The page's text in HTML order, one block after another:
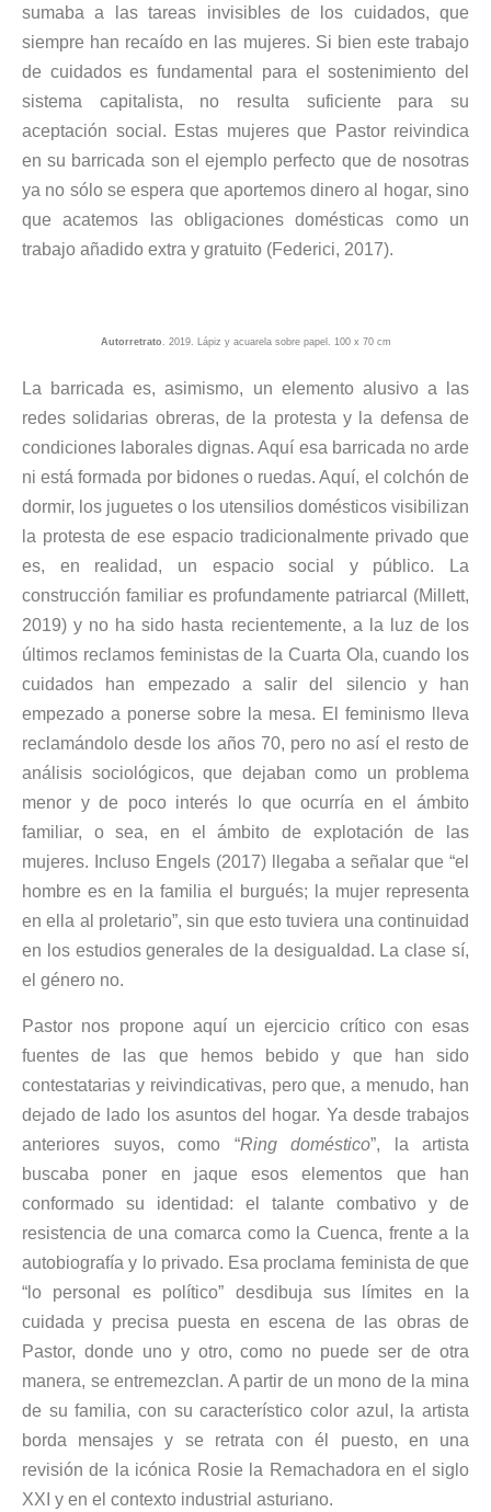
sumaba a las tareas invisibles de los cuidados, que
siempre han recaído en las mujeres. Si bien este trabajo
de cuidados es fundamental para el sostenimiento del
sistema capitalista, no resulta suficiente para su
aceptación social. Estas mujeres que Pastor reivindica
en su barricada son el ejemplo perfecto que de nosotras
ya no sólo se espera que aportemos dinero al hogar, sino
que acatemos las obligaciones domésticas como un
trabajo añadido extra y gratuito (Federici, 2017).
Autorretrato . 2019. Lápiz y acuarela sobre papel. 100 x 70 cm
La barricada es, asimismo, un elemento alusivo a las
redes solidarias obreras, de la protesta y la defensa de
condiciones laborales dignas. Aquí esa barricada no arde
ni está formada por bidones o ruedas. Aquí, el colchón de
dormir, los juguetes o los utensilios domésticos visibilizan
la protesta de ese espacio tradicionalmente privado que
es, en realidad, un espacio social y público. La
construcción familiar es profundamente patriarcal (Millett,
2019) y no ha sido hasta recientemente, a la luz de los
últimos reclamos feministas de la Cuarta Ola, cuando los
cuidados han empezado a salir del silencio y han
empezado a ponerse sobre la mesa. El feminismo lleva
reclamándolo desde los años 70, pero no así el resto de
análisis sociológicos, que dejaban como un problema
menor y de poco interés lo que ocurría en el ámbito
familiar, o sea, en el ámbito de explotación de las
mujeres. Incluso Engels (2017) llegaba a señalar que “el
hombre es en la familia el burgués; la mujer representa
en ella al proletario”, sin que esto tuviera una continuidad
en los estudios generales de la desigualdad. La clase sí,
el género no.
Pastor nos propone aquí un ejercicio crítico con esas
fuentes de las que hemos bebido y que han sido
contestatarias y reivindicativas, pero que, a menudo, han
dejado de lado los asuntos del hogar. Ya desde trabajos
anteriores suyos, como “Ring doméstico”, la artista
buscaba poner en jaque esos elementos que han
conformado su identidad: el talante combativo y de
resistencia de una comarca como la Cuenca, frente a la
autobiografía y lo privado. Esa proclama feminista de que
“lo personal es político” desdibuja sus límites en la
cuidada y precisa puesta en escena de las obras de
Pastor, donde uno y otro, como no puede ser de otra
manera, se entremezclan. A partir de un mono de la mina
de su familia, con su característico color azul, la artista
borda mensajes y se retrata con él puesto, en una
revisión de la icónica Rosie la Remachadora en el siglo
XXI y en el contexto industrial asturiano.